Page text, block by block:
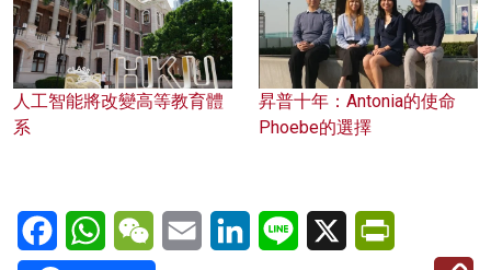
人工智能將改變高等教育體
系
昇普十年：Antonia的使命
Phoebe的選擇
FacebookWhatsAppWeChatEmail LinkedInLine X